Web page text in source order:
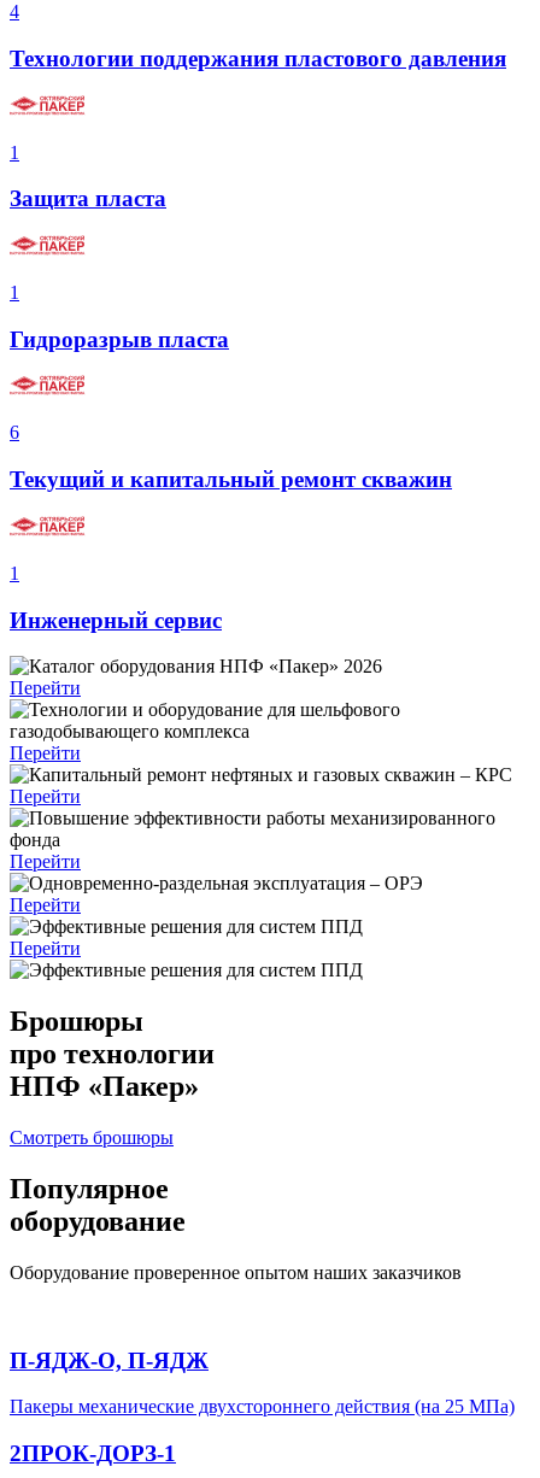
4
Технологии поддержания пластового давления
1
Защита пласта
1
Гидроразрыв пласта
6
Текущий и капитальный ремонт скважин
1
Инженерный сервис
Перейти
Перейти
Перейти
Перейти
Перейти
Перейти
Брошюры
про технологии
НПФ «Пакер»
Смотреть брошюры
Популярное
оборудование
Оборудование проверенное опытом наших заказчиков
П-ЯДЖ-О, П-ЯДЖ
Пакеры механические двухстороннего действия (на 25 МПа)
2ПРОК-ДОРЗ-1